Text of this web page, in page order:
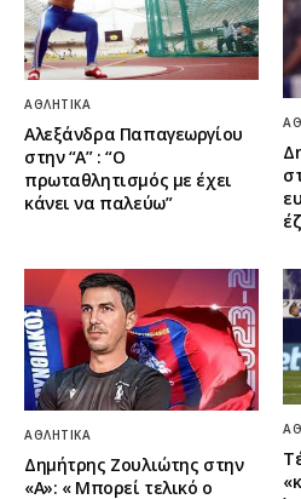
ΑΘΛΗΤΙΚΆ
Αλεξάνδρα Παπαγεωργίου
στην “Α” : “Ο
πρωταθλητισμός με έχει
κάνει να παλεύω”
ΑΘΛΗΤΙΚΆ
Δημήτρης Ζουλιώτης στην
«Α»: « Μπορεί τελικό ο